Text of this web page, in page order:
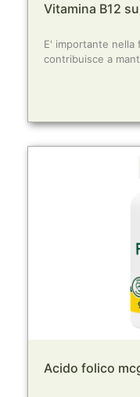
Vitamina B12
E' importante nella
contribuisce a
Acido folico